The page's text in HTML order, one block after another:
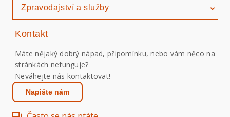
Zpravodajství a služby
Kontakt
Máte nějaký dobrý nápad, připomínku, nebo vám něco na
stránkách nefunguje?
Neváhejte nás kontaktovat!
Napište nám